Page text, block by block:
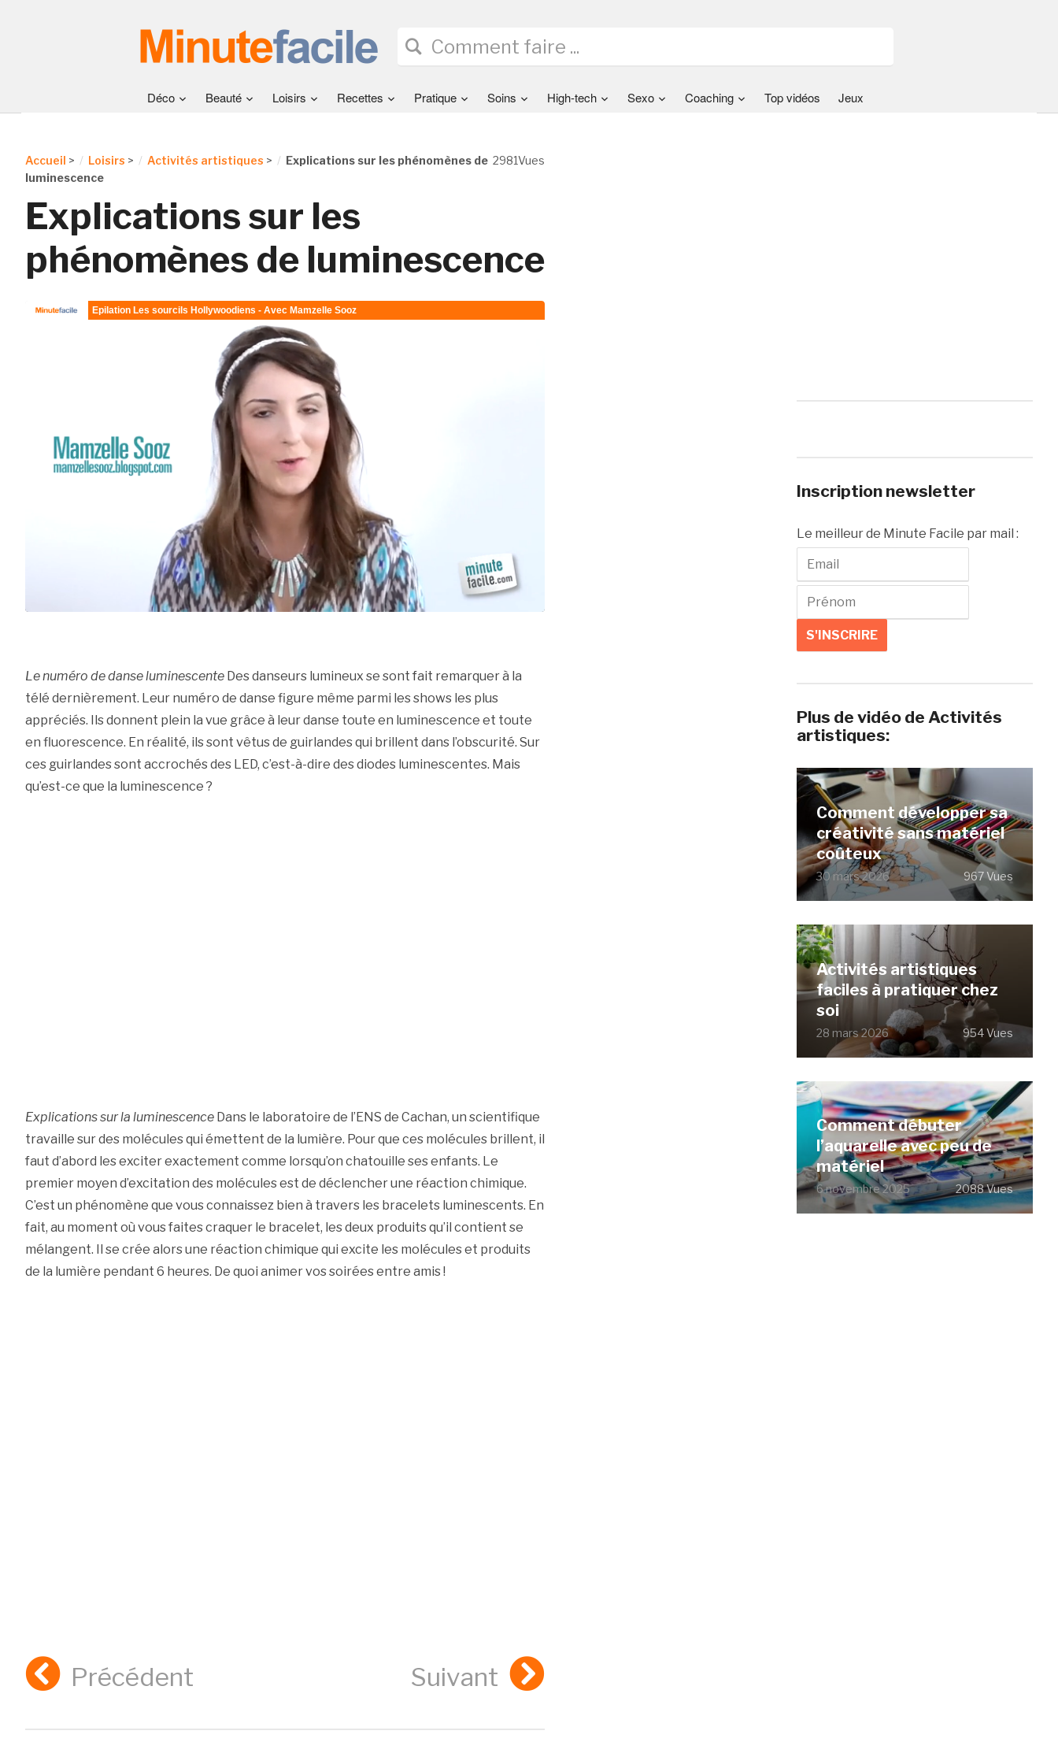
Déco Beauté Loisirs Recettes Pratique Soins High-tech Sexo Coaching Top vidéos Jeux
2981Vues
Accueil > Loisirs > Activités artistiques >
Explications sur les phénomènes de
luminescence
Explications sur les
phénomènes de luminescence
Le numéro de danse luminescenteDes danseurs lumineux se sont fait remarquer à la
télé dernièrement. Leur numéro de danse figure même parmi les shows les plus
appréciés. Ils donnent plein la vue grâce à leur danse toute en luminescence et toute
en fluorescence. En réalité, ils sont vêtus de guirlandes qui brillent dans l’obscurité. Sur
ces guirlandes sont accrochés des LED, c’est-à-dire des diodes luminescentes. Mais
qu’est-ce que la luminescence ?
Explications sur la luminescenceDans le laboratoire de l’ENS de Cachan, un scientifique
travaille sur des molécules qui émettent de la lumière. Pour que ces molécules brillent, il
faut d’abord les exciter exactement comme lorsqu’on chatouille ses enfants. Le
premier moyen d’excitation des molécules est de déclencher une réaction chimique.
C’est un phénomène que vous connaissez bien à travers les bracelets luminescents. En
fait, au moment où vous faites craquer le bracelet, les deux produits qu’il contient se
mélangent. Il se crée alors une réaction chimique qui excite les molécules et produits
de la lumière pendant 6 heures. De quoi animer vos soirées entre amis !
Précédent Suivant
Inscription newsletter
Le meilleur de Minute Facile par mail :
Plus de vidéo de Activités
artistiques:
Comment développer sa
créativité sans matériel
coûteux
30 mars 2026 967 Vues
Activités artistiques
faciles à pratiquer chez
soi
28 mars 2026 954 Vues
Comment débuter
l’aquarelle avec peu de
matériel
6 novembre 2025 2088 Vues